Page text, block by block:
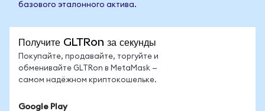
базового эталонного актива.
Получите GLTRon за секунды
Покупайте, продавайте, торгуйте и
обменивайте GLTRon в MetaMask —
самом надёжном криптокошельке.
Google Play